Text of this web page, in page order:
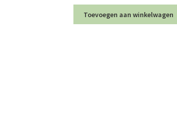
Toevoegen aan winkelwagen